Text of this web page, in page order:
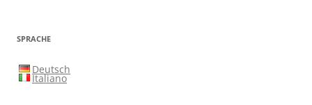
SPRACHE
Deutsch
Italiano